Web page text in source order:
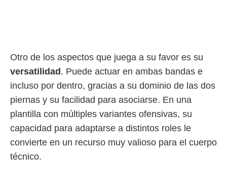
Otro de los aspectos que juega a su favor es su
versatilidad . Puede actuar en ambas bandas e
incluso por dentro, gracias a su dominio de las dos
piernas y su facilidad para asociarse. En una
plantilla con múltiples variantes ofensivas, su
capacidad para adaptarse a distintos roles le
convierte en un recurso muy valioso para el cuerpo
técnico.